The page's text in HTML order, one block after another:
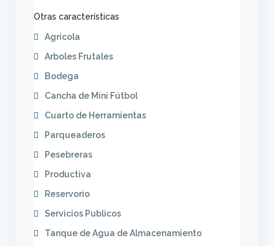
Otras características
Agricola
Arboles Frutales
Bodega
Cancha de Mini Fútbol
Cuarto de Herramientas
Parqueaderos
Pesebreras
Productiva
Reservorio
Servicios Publicos
Tanque de Agua de Almacenamiento